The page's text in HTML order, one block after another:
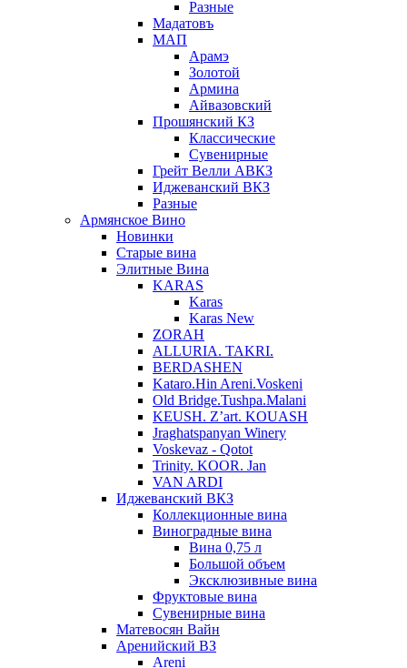
Разные
Мадатовъ
МАП
Арамэ
Золотой
Армина
Айвазовский
Прошянский КЗ
Классические
Сувенирные
Грейт Велли АВКЗ
Иджеванский ВКЗ
Разные
Армянское Вино
Новинки
Старые вина
Элитные Вина
KARAS
Karas
Karas New
ZORAH
ALLURIA. TAKRI.
BERDASHEN
Kataro.Hin Areni.Voskeni
Old Bridge.Tushpa.Malani
KEUSH. Z’art. KOUASH
Jraghatspanyan Winery
Voskevaz - Qotot
Trinity. KOOR. Jan
VAN ARDI
Иджеванский ВКЗ
Коллекционные вина
Виноградные вина
Вина 0,75 л
Большой объем
Эксклюзивные вина
Фруктовые вина
Cувенирные вина
Матевосян Вайн
Аренийский ВЗ
Areni